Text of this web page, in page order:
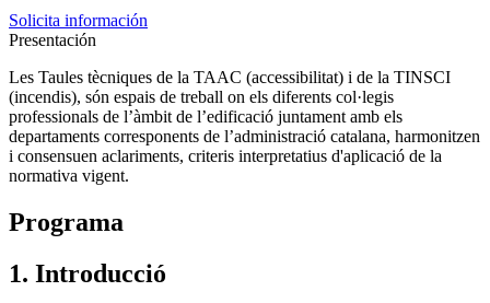
Solicita información
Presentación
Les Taules tècniques de la TAAC (accessibilitat) i de la TINSCI
(incendis), són espais de treball on els diferents col·legis
professionals de l’àmbit de l’edificació juntament amb els
departaments corresponents de l’administració catalana, harmonitzen
i consensuen aclariments, criteris interpretatius d'aplicació de la
normativa vigent.
Programa
1. Introducció